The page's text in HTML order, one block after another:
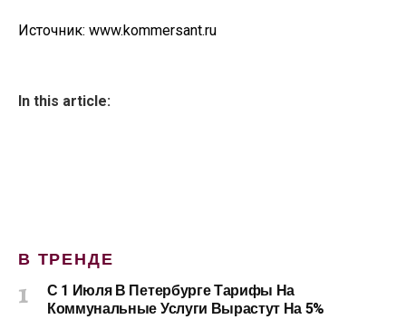
Источник: www.kommersant.ru
In this article:
В ТРЕНДЕ
С 1 Июля В Петербурге Тарифы На
Коммунальные Услуги Вырастут На 5%